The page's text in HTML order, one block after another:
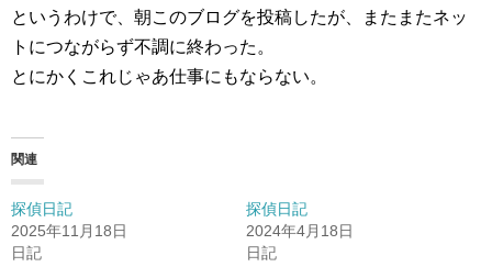
というわけで、朝このブログを投稿したが、またまたネッ
トにつながらず不調に終わった。
とにかくこれじゃあ仕事にもならない。
関連
探偵日記
2025年11月18日
日記
探偵日記
2024年4月18日
日記